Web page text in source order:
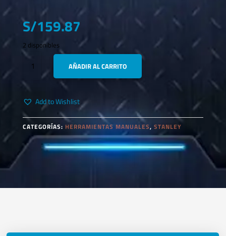
S/159.87
2 disponibles
BAHCO
8073
LLAVE
FRANCESA
PAVONADA
12"
CANTIDAD
AÑADIR AL CARRITO
Add to Wishlist
CATEGORÍAS: HERRAMIENTAS MANUALES, STANLEY